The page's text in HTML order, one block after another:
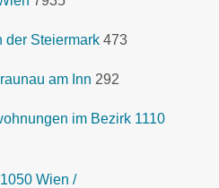
der Steiermark 473
am Inn 292
im Bezirk 1110
Wien /